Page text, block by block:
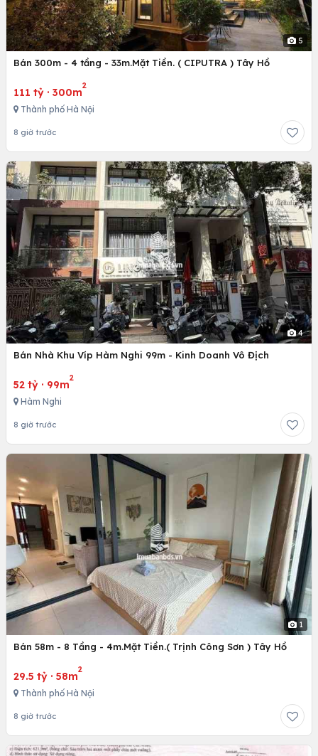
5
Bán 300m - 4 tầng - 33m.Mặt Tiền. ( CIPUTRA ) Tây Hồ
111 tỷ · 300m
2
Thành phố Hà Nội
8 giờ trước
4
Bán Nhà Khu Víp Hàm Nghi 99m - Kinh Doanh Vô Địch
52 tỷ · 99m
2
Hàm Nghi
8 giờ trước
1
Bán 58m - 8 Tầng - 4m.Mặt Tiền.( Trịnh Công Sơn ) Tây Hồ
29.5 tỷ · 58m
2
Thành phố Hà Nội
8 giờ trước